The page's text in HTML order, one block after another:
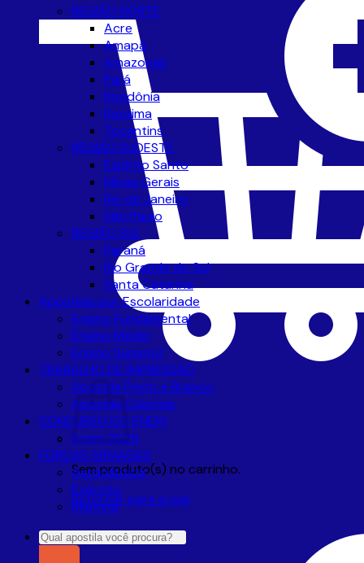
Sem produto(s) no carrinho.
Retornar para a loja
REGIÃO NORTE
Acre
Amapá
Amazonas
Pará
Rondônia
Roraima
Tocantins
REGIÃO SUDESTE
Espírito Santo
Minas Gerais
Rio de Janeiro
São Paulo
REGIÃO SUL
Paraná
Rio Grande do Sul
Santa Catarina
Apostilas por Escolaridade
Ensino Fundamental
Ensino Médio
Ensino Superior
TRABALHO DE IMPRESSÃO
Apostila Preto e Branco
Apostila Colorida
CONCURSO DO ENEM
Enem 2025
FORÇAS ARMADAS
Aeronáutica
Exército
Marinha
Pesquisar